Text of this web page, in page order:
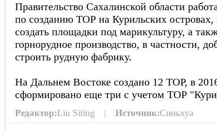
Правительство Сахалинской области
по созданию ТОР на Курильских островах,
создать площадки под марикультуру, а
горнорудное производство, в частности,
строить рудную фабрику.
На Дальнем Востоке создано 12 ТОР, в
сформировано еще три с учетом ТОР
Редактор:Liu Siting | Источник:Синьхуа